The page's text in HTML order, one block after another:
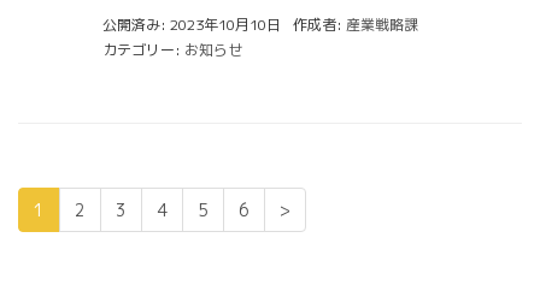
公開済み: 2023年10月10日 作成者: 産業戦略課
カテゴリー: お知らせ
1 2 3 4 5 6 >